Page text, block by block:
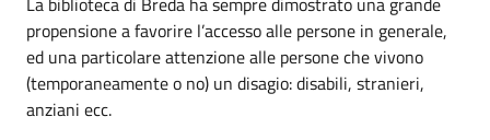
propensione a favorire l’accesso alle persone in generale,
ed una particolare attenzione alle persone che vivono
(temporaneamente o no) un disagio: disabili, stranieri,
anziani ecc.